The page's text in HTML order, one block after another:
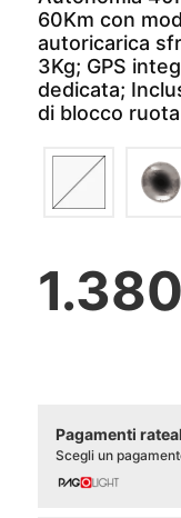
60Km con
autoricarica
3Kg; GPS
dedicata;
di blocco
Pagamenti
Scegli un